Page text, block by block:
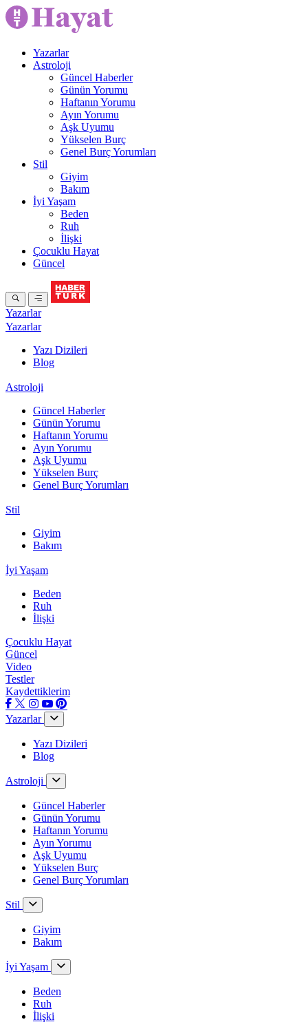
Yazarlar
Astroloji
Güncel Haberler
Günün Yorumu
Haftanın Yorumu
Ayın Yorumu
Aşk Uyumu
Yükselen Burç
Genel Burç Yorumları
Stil
Giyim
Bakım
İyi Yaşam
Beden
Ruh
İlişki
Çocuklu Hayat
Güncel
Yazarlar
Yazarlar
Yazı Dizileri
Blog
Astroloji
Güncel Haberler
Günün Yorumu
Haftanın Yorumu
Ayın Yorumu
Aşk Uyumu
Yükselen Burç
Genel Burç Yorumları
Stil
Giyim
Bakım
İyi Yaşam
Beden
Ruh
İlişki
Çocuklu Hayat
Güncel
Video
Testler
Kaydettiklerim
Yazarlar
Yazı Dizileri
Blog
Astroloji
Güncel Haberler
Günün Yorumu
Haftanın Yorumu
Ayın Yorumu
Aşk Uyumu
Yükselen Burç
Genel Burç Yorumları
Stil
Giyim
Bakım
İyi Yaşam
Beden
Ruh
İlişki